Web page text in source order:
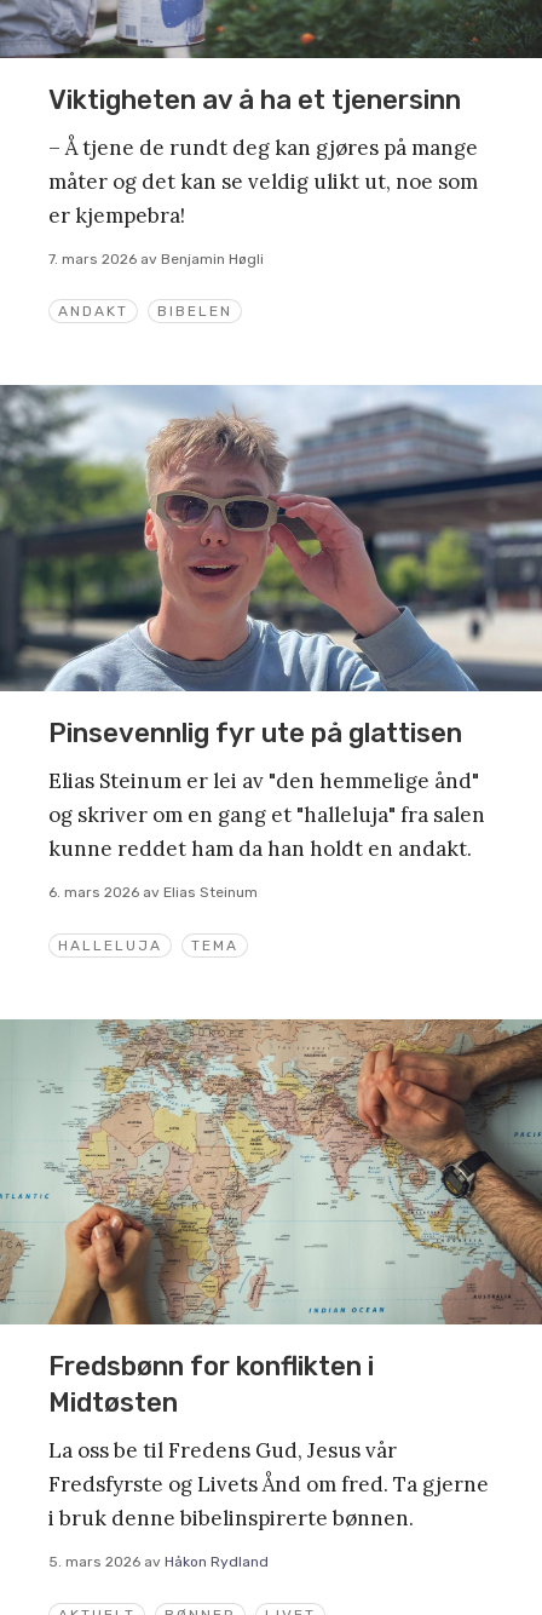
ANDAKT BIBELEN
Viktigheten av å ha et tjenersinn
– Å tjene de rundt deg kan gjøres på mange
måter og det kan se veldig ulikt ut, noe som
er kjempebra!
7. mars 2026 av Benjamin Høgli
HALLELUJA TEMA
Pinsevennlig fyr ute på glattisen
Elias Steinum er lei av "den hemmelige ånd"
og skriver om en gang et "halleluja" fra salen
kunne reddet ham da han holdt en andakt.
6. mars 2026 av Elias Steinum
Fredsbønn for konflikten i
Midtøsten
La oss be til Fredens Gud, Jesus vår
Fredsfyrste og Livets Ånd om fred. Ta gjerne
i bruk denne bibelinspirerte bønnen.
5. mars 2026 av Håkon Rydland